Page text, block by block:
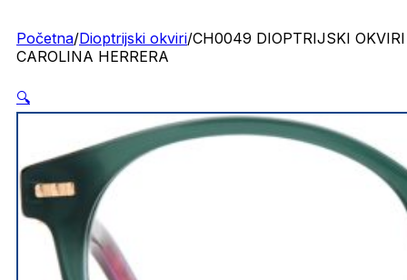
Početna/Dioptrijski okviri/CH0049 DIOPTRIJSKI OKVIRI
CAROLINA HERRERA
🔍